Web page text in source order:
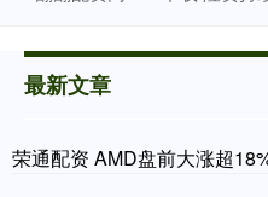
最新文章
荣通配资 AMD盘前大涨超